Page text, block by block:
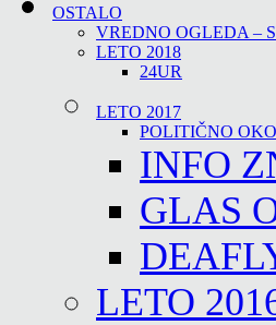
OSTALO
VREDNO OGLEDA –
LETO 2018
24UR
LETO 2017
POLITIČNO OKO
INFO
GLAS
LETO